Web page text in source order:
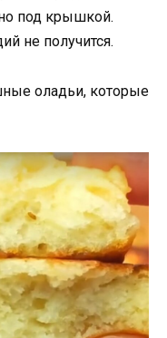
под крышкой.
не получится.
оладьи, которые